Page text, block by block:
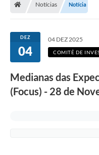
Notícias Notícia
DEZ
04
04 DEZ 2025
COMITÊ DE
Medianas das
(Focus) - 28 de